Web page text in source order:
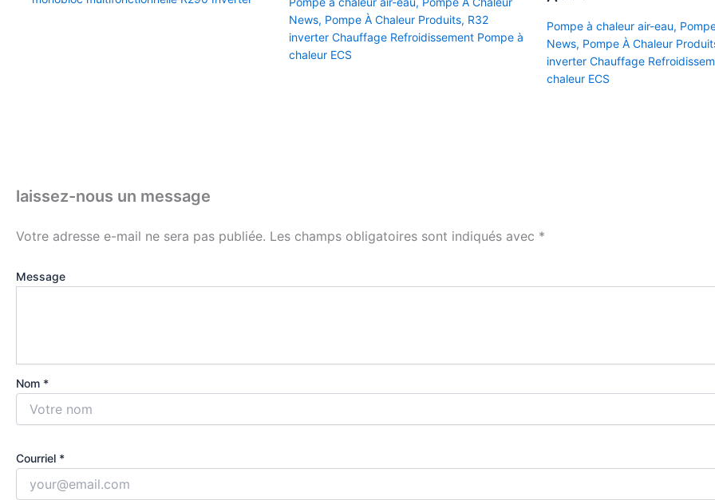
News, Pompe À Chaleur Produits, R32
inverter Chauffage Refroidissement Pompe à
chaleur ECS
Pompe à chaleur air-eau,
News, Pompe À Chaleur
inverter Chauffage
chaleur ECS
laissez-nous un message
Votre adresse e-mail ne sera pas publiée. Les champs obligatoires sont indiqués avec *
Message
Nom *
Courriel *